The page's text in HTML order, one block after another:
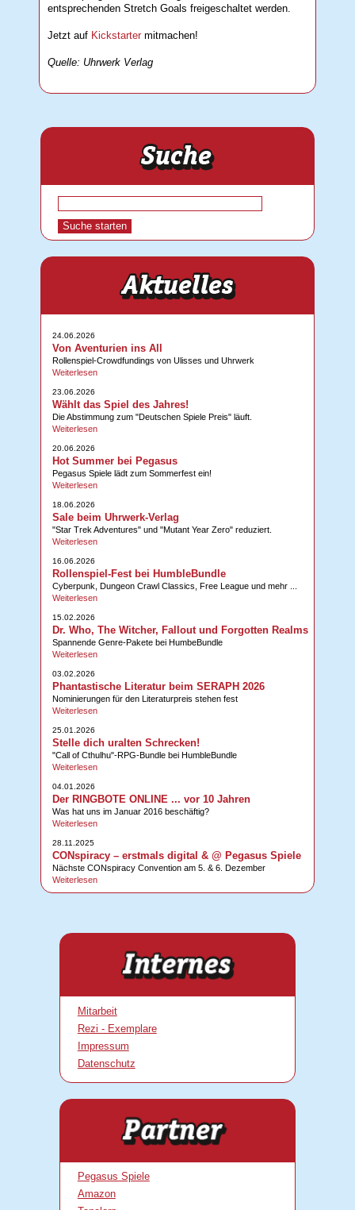
entsprechenden Stretch Goals freigeschaltet werden.
Jetzt auf Kickstarter mitmachen!
Quelle: Uhrwerk Verlag
24.06.2026
Von Aventurien ins All
Rollenspiel-Crowdfundings von Ulisses und Uhrwerk
Weiterlesen
23.06.2026
Wählt das Spiel des Jahres!
Die Abstimmung zum "Deutschen Spiele Preis" läuft.
Weiterlesen
20.06.2026
Hot Summer bei Pegasus
Pegasus Spiele lädt zum Sommerfest ein!
Weiterlesen
18.06.2026
Sale beim Uhrwerk-Verlag
"Star Trek Adventures" und "Mutant Year Zero" reduziert.
Weiterlesen
16.06.2026
Rollenspiel-Fest bei HumbleBundle
Cyberpunk, Dungeon Crawl Classics, Free League und mehr ...
Weiterlesen
15.02.2026
Dr. Who, The Witcher, Fallout und Forgotten Realms
Spannende Genre-Pakete bei HumbeBundle
Weiterlesen
03.02.2026
Phantastische Literatur beim SERAPH 2026
Nominierungen für den Literaturpreis stehen fest
Weiterlesen
25.01.2026
Stelle dich uralten Schrecken!
"Call of Cthulhu"-RPG-Bundle bei HumbleBundle
Weiterlesen
04.01.2026
Der RINGBOTE ONLINE ... vor 10 Jahren
Was hat uns im Januar 2016 beschäftig?
Weiterlesen
28.11.2025
CONspiracy – erstmals digital & @ Pegasus Spiele
Nächste CONspiracy Convention am 5. & 6. Dezember
Weiterlesen
Mitarbeit
Rezi - Exemplare
Impressum
Datenschutz
Pegasus Spiele
Amazon